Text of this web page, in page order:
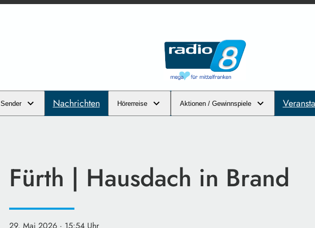
Sender Nachrichten Hörerreise Aktionen / Gewinnspiele
Fürth | Hausdach in Brand